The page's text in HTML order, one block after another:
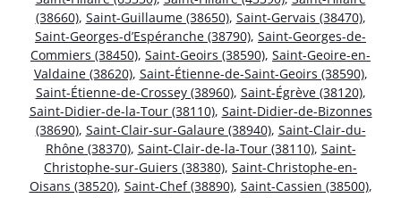
(38660), Saint-Guillaume (38650), Saint-Gervais (38470),
Saint-Georges-d’Espéranche (38790), Saint-Georges-de-
Commiers (38450), Saint-Geoirs (38590), Saint-Geoire-en-
Valdaine (38620), Saint-Étienne-de-Saint-Geoirs (38590),
Saint-Étienne-de-Crossey (38960), Saint-Égrève (38120),
Saint-Didier-de-la-Tour (38110), Saint-Didier-de-Bizonnes
(38690), Saint-Clair-sur-Galaure (38940), Saint-Clair-du-
Rhône (38370), Saint-Clair-de-la-Tour (38110), Saint-
Christophe-sur-Guiers (38380), Saint-Christophe-en-
Oisans (38520), Saint-Chef (38890), Saint-Cassien (38500),